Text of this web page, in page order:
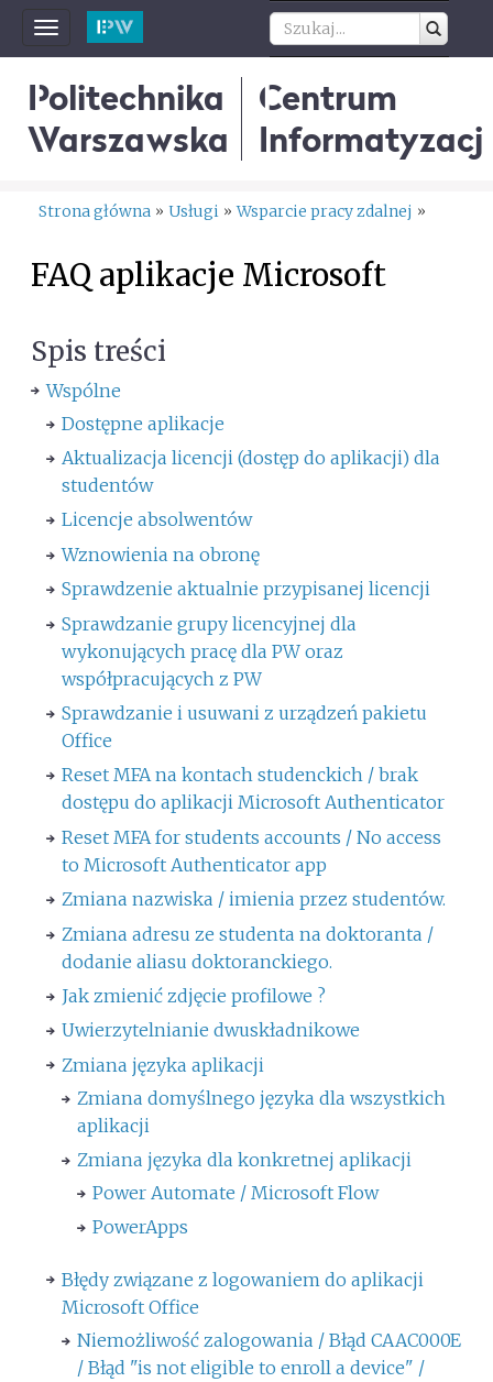
Toggle
navigation
Politechnika
Warszawska
Centrum
Informatyzacji
Strona główna » Usługi » Wsparcie pracy zdalnej »
FAQ aplikacje Microsoft
Spis treści
Wspólne
Dostępne aplikacje
Aktualizacja licencji (dostęp do aplikacji) dla
studentów
Licencje absolwentów
Wznowienia na obronę
Sprawdzenie aktualnie przypisanej licencji
Sprawdzanie grupy licencyjnej dla
wykonujących pracę dla PW oraz
współpracujących z PW
Sprawdzanie i usuwani z urządzeń pakietu
Office
Reset MFA na kontach studenckich / brak
dostępu do aplikacji Microsoft Authenticator
Reset MFA for students accounts / No access
to Microsoft Authenticator app
Zmiana nazwiska / imienia przez studentów.
Zmiana adresu ze studenta na doktoranta /
dodanie aliasu doktoranckiego.
Jak zmienić zdjęcie profilowe ?
Uwierzytelnianie dwuskładnikowe
Zmiana języka aplikacji
Zmiana domyślnego języka dla wszystkich
aplikacji
Zmiana języka dla konkretnej aplikacji
Power Automate / Microsoft Flow
PowerApps
Błędy związane z logowaniem do aplikacji
Microsoft Office
Niemożliwość zalogowania / Błąd CAAC000E
/ Błąd "is not eligible to enroll a device" /